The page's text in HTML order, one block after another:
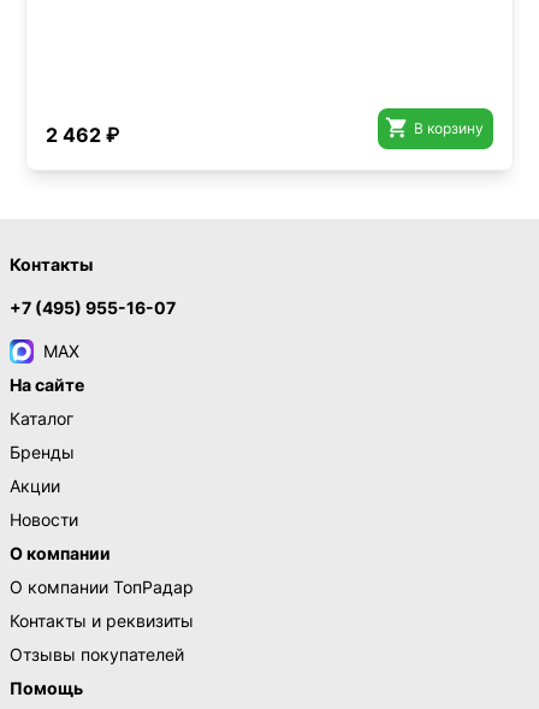
2 462 ₽  В корзину
Контакты
+7 (495) 955-16-07
MAX
На сайте
Каталог
Бренды
Акции
Новости
О компании
О компании ТопРадар
Контакты и реквизиты
Отзывы покупателей
Помощь